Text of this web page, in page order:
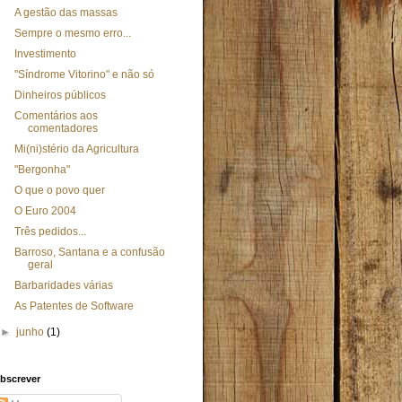
A gestão das massas
Sempre o mesmo erro...
Investimento
"Síndrome Vitorino" e não só
Dinheiros públicos
Comentários aos
comentadores
Mi(ni)stério da Agricultura
"Bergonha"
O que o povo quer
O Euro 2004
Três pedidos...
Barroso, Santana e a confusão
geral
Barbaridades várias
As Patentes de Software
►junho(1)